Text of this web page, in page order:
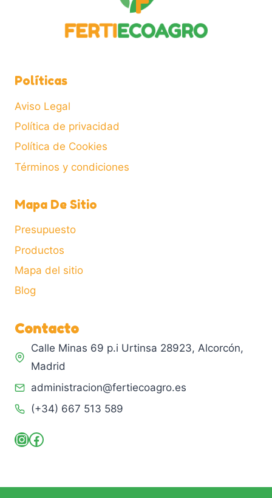
Políticas
Aviso Legal
Política de privacidad
Política de Cookies
Términos y condiciones
Mapa De Sitio
Presupuesto
Productos
Mapa del sitio
Blog
Contacto
Calle Minas 69 p.i Urtinsa 28923, Alcorcón,
Madrid
administracion@fertiecoagro.es
(+34) 667 513 589
Instagram
Facebook